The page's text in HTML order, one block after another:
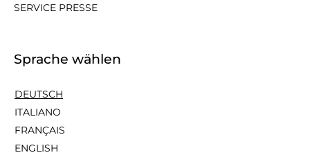
SERVICE PRESSE
Sprache wählen
DEUTSCH
ITALIANO
FRANÇAIS
ENGLISH